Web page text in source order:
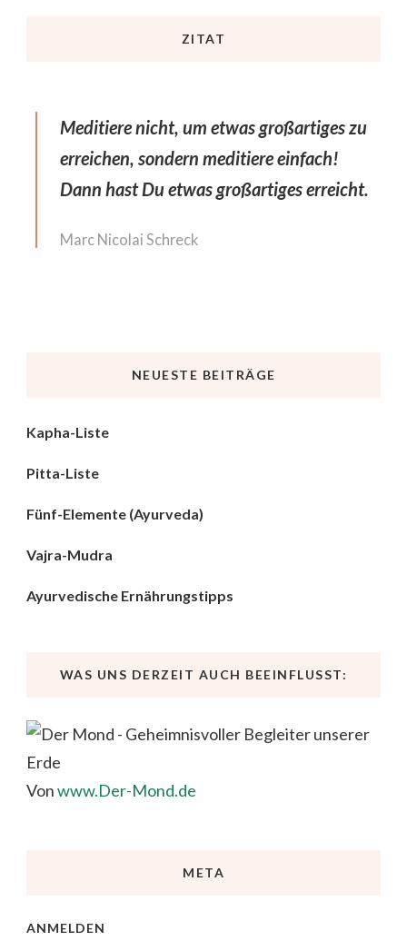
ZITAT
Meditiere nicht, um etwas großartiges zu
erreichen, sondern meditiere einfach!
Dann hast Du etwas großartiges erreicht.
Marc Nicolai Schreck
NEUESTE BEITRÄGE
Kapha-Liste
Pitta-Liste
Fünf-Elemente (Ayurveda)
Vajra-Mudra
Ayurvedische Ernährungstipps
WAS UNS DERZEIT AUCH BEEINFLUSST:
Vonwww.Der-Mond.de
META
ANMELDEN